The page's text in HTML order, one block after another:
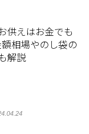
供えはお金でも
相場やのし袋の
解説